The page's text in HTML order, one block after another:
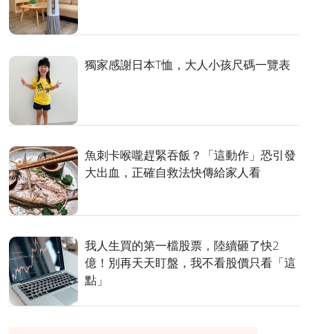
獨家感謝日本T恤，大人小孩尺碼一覽表
魚刺卡喉嚨趕緊吞飯？「這動作」恐引發
大出血，正確自救法快傳給家人看
我人生買的第一檔股票，陸續砸了快2
億！別再天天盯盤，我不看股價只看「這
點」